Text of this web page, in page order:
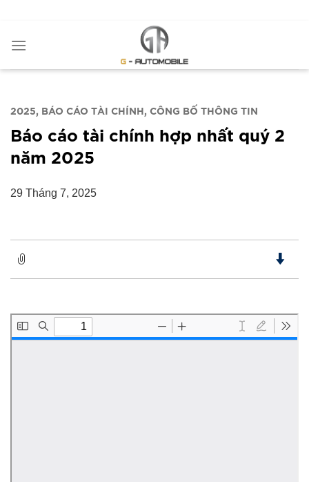
nội
2025 BÁO CÁO TÀI CHÍNH CÔNG BỐ THÔNG TIN
Báo cáo tài chính hợp nhất quý 2
năm 2025
29 Tháng 7, 2025